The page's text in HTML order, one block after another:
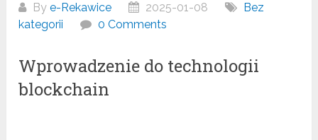
Bye-Rekawice 2025-01-08
Bez
kategorii
0 Comments
Wprowadzenie do technologii
blockchain